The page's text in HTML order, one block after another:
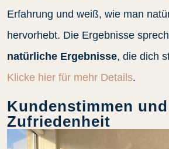
Erfahrung und weiß, wie man
hervorhebt. Die Ergebnisse
natürliche Ergebnisse, die dich
Klicke hier für mehr Details.
Kundenstimmen und
Zufriedenheit